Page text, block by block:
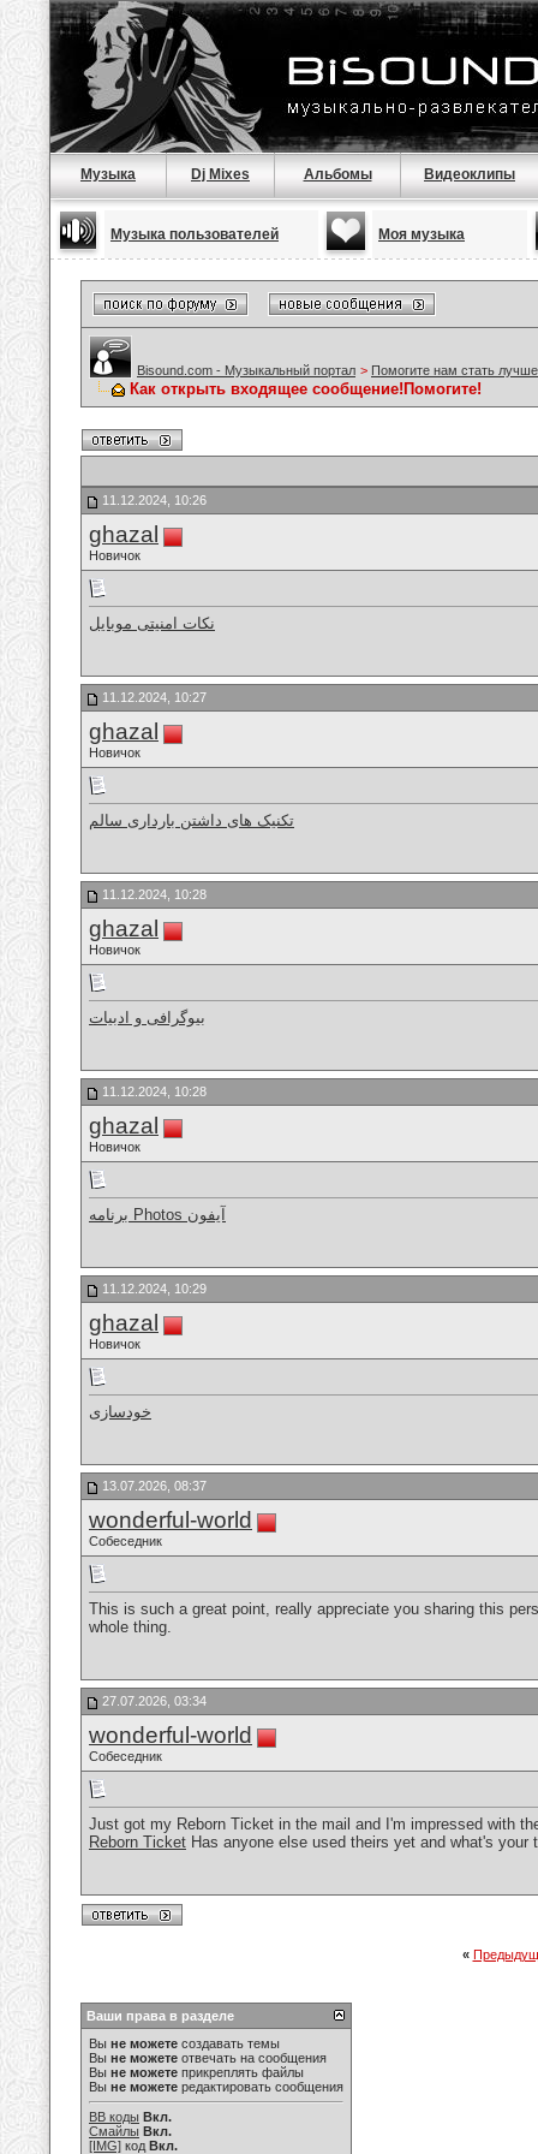
Музыка Dj Mixes Альбомы Видеоклипы
Музыка пользователей Моя музыка
Bisound.com - Музыкальный портал > Помогите нам стать
Как открыть входящее сообщение!Помогите!
11.12.2024, 10:26
ghazal
Новичок
نکات امنیتی موبایل
11.12.2024, 10:27
ghazal
Новичок
تکنیک های داشتن بارداری سالم
11.12.2024, 10:28
ghazal
Новичок
بیوگرافی و ادبیات
11.12.2024, 10:28
ghazal
Новичок
برنامه Photos آیفون
11.12.2024, 10:29
ghazal
Новичок
خودسازی
13.07.2026, 08:37
wonderful-world
Собеседник
This is such a great point, really appreciate you sharing this
whole thing.
27.07.2026, 03:34
wonderful-world
Собеседник
Just got my Reborn Ticket in the mail and I'm impressed with
Reborn Ticket Has anyone else used theirs yet and what's your
«
Ваши права в разделе
Вы не можете создавать темы
Вы не можете отвечать на сообщения
Вы не можете прикреплять файлы
Вы не можете редактировать сообщения
BB коды Вкл.
Смайлы Вкл.
[IMG] код Вкл.